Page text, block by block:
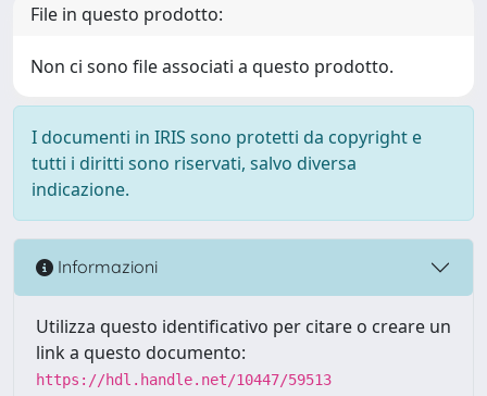
File in questo prodotto:
Non ci sono file associati a questo prodotto.
I documenti in IRIS sono protetti da copyright e
tutti i diritti sono riservati, salvo diversa
indicazione.
Informazioni
Utilizza questo identificativo per citare o creare un
link a questo documento:
https://hdl.handle.net/10447/59513